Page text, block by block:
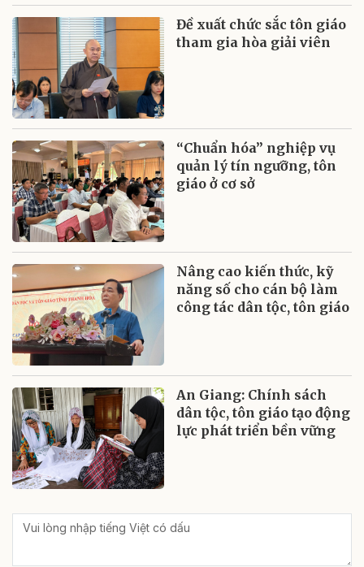
Đề xuất chức sắc tôn giáo
tham gia hòa giải viên
“Chuẩn hóa” nghiệp vụ
quản lý tín ngưỡng, tôn
giáo ở cơ sở
Nâng cao kiến thức, kỹ
năng số cho cán bộ làm
công tác dân tộc, tôn giáo
An Giang: Chính sách
dân tộc, tôn giáo tạo động
lực phát triển bền vững